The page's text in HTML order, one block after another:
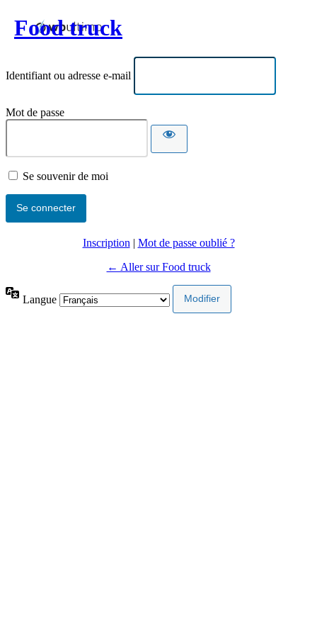
Food truck
Identifiant ou adresse e-mail
Mot de passe
Se souvenir de moi
Inscription | Mot de passe oublié ?
← Aller sur Food truck
Langue